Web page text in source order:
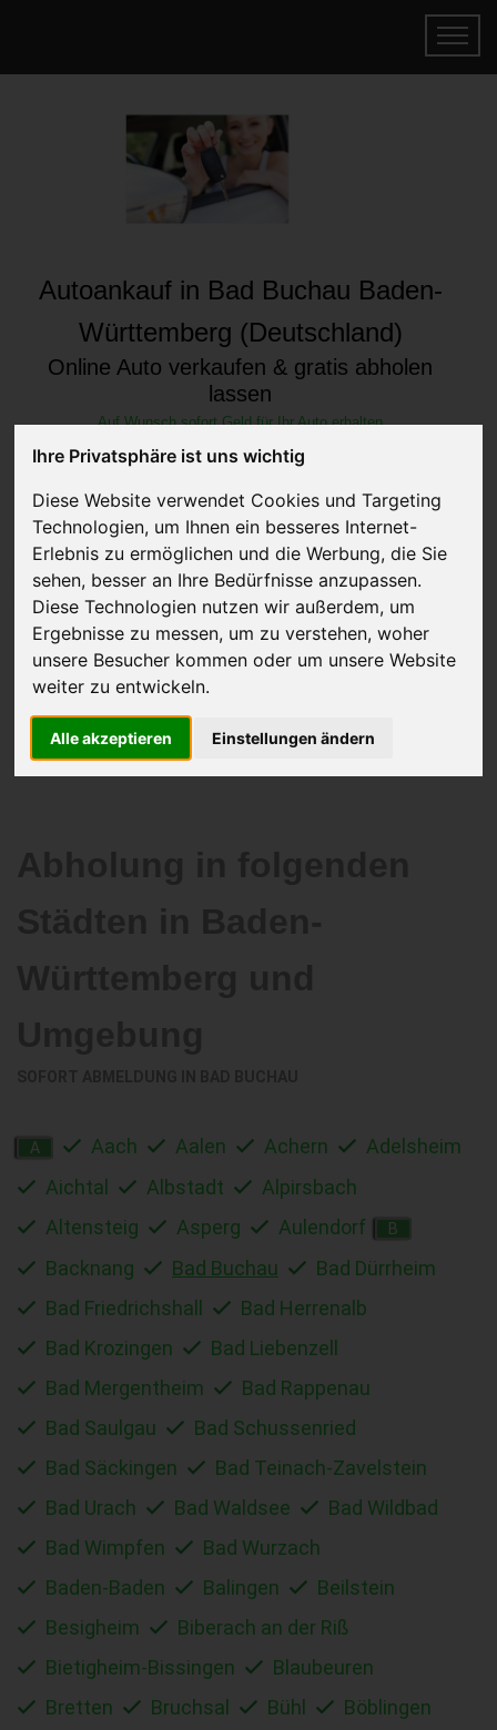
Ihre Privatsphäre ist uns wichtig
Diese Website verwendet Cookies und Targeting
Technologien, um Ihnen ein besseres Internet-
Erlebnis zu ermöglichen und die Werbung, die Sie
sehen, besser an Ihre Bedürfnisse anzupassen.
Diese Technologien nutzen wir außerdem, um
Ergebnisse zu messen, um zu verstehen, woher
unsere Besucher kommen oder um unsere Website
weiter zu entwickeln.
Alle akzeptieren Einstellungen ändern
Autoankauf in Bad Buchau Baden-
Württemberg (Deutschland)
Online Auto verkaufen & gratis abholen
lassen
Auf Wunsch sofort Geld für Ihr Auto erhalten
JETZT KOSTENLOSE BEWERTUNG
Kostenloses Angebotfür den Ankauf Ihres Autos inklusive der
Abholung, auf Wunsch sofort Geld. Ihre Daten werden nicht mit Dritten
Wir garantieren 100% Sicherheit.
A Aach Aalen Achern
Adelsheim
Aichtal
Albstadt
Alpirsbach
Altensteig
Asperg Aulendorf B
Backnang Bad Buchau
Bad Dürrheim
Bad Friedrichshall
Bad Herrenalb
Bad Krozingen
Bad Liebenzell
Bad Mergentheim
Bad Rappenau
Bad Saulgau
Bad Schussenried
Bad Säckingen
Bad Teinach-Zavelstein
Bad Urach
Bad Waldsee
Bad Wildbad
Bad Wimpfen
Bad Wurzach
Baden-Baden
Balingen
Beilstein
Besigheim
Biberach an der Riß
Bietigheim-Bissingen
Blaubeuren
Bretten
Bruchsal Bühl Böblingen